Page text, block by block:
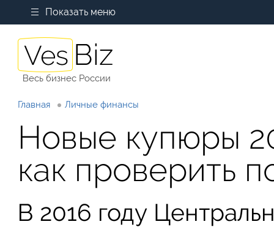
Показать меню
Весь бизнес России
Главная Личные финансы
Новые купюры
как проверить
В 2016 году